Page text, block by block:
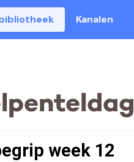
Kanalen
week 12